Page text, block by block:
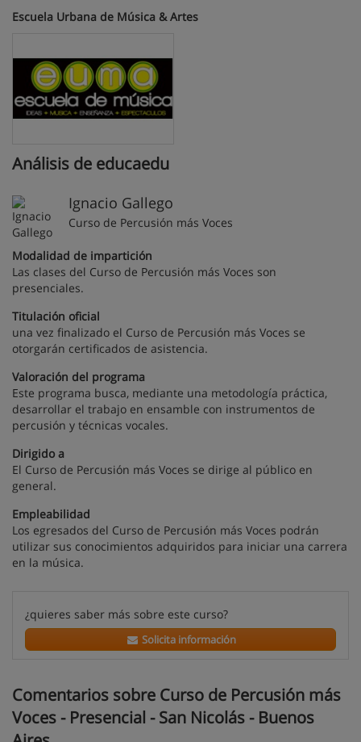
Escuela Urbana de Música & Artes
Análisis de educaedu
Ignacio Gallego
Curso de Percusión más Voces
Modalidad de impartición
Las clases del Curso de Percusión más Voces son
presenciales.
Titulación oficial
una vez finalizado el Curso de Percusión más Voces se
otorgarán certificados de asistencia.
Valoración del programa
Este programa busca, mediante una metodología práctica,
desarrollar el trabajo en ensamble con instrumentos de
percusión y técnicas vocales.
Dirigido a
El Curso de Percusión más Voces se dirige al público en
general.
Empleabilidad
Los egresados del Curso de Percusión más Voces podrán
utilizar sus conocimientos adquiridos para iniciar una carrera
en la música.
¿quieres saber más sobre este curso?
Solicita información
Comentarios sobre Curso de Percusión más
Voces - Presencial - San Nicolás - Buenos